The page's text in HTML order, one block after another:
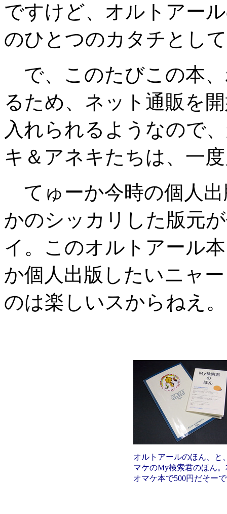
ですけど、オルトアー
のひとつのカタチとし
で、このたびこの本
るため、ネット通販を
入れられるようなので
キ＆アネキたちは、一
てゅーか今時の個人
かのシッカリした版元
イ。このオルトアール
か個人出版したいニャ
のは楽しいスからねえ。
オルトアールのほん、と
マケのMy検索君のほん。
オマケ本で500円だそー